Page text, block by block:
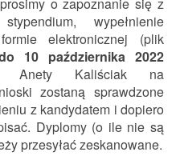
wypełnienie
elektronicznej (plik
10 października 2022
Kaliściak na
zostaną sprawdzone
z kandydatem i dopiero
Dyplomy (o ile nie są
przesyłać zeskanowane.